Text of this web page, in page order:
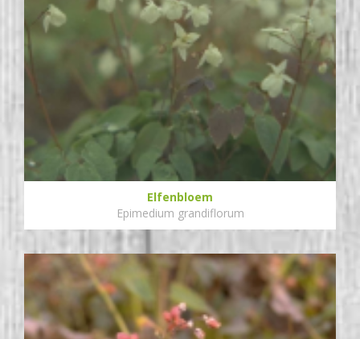
Elfenbloem
Epimedium grandiflorum